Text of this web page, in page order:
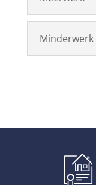
Minderwerk